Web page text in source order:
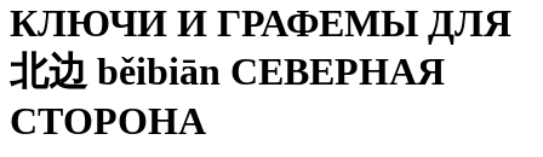
КЛЮЧИ И ГРАФЕМЫ ДЛЯ
北边 běibiān СЕВЕРНАЯ
СТОРОНА